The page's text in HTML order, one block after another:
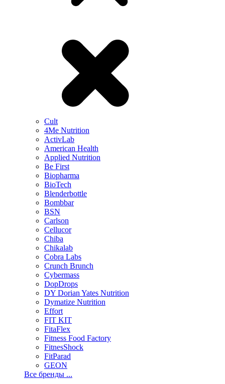
Cult
4Me Nutrition
ActivLab
American Health
Applied Nutrition
Be First
Biopharma
BioTech
Blenderbottle
Bombbar
BSN
Carlson
Cellucor
Chiba
Chikalab
Cobra Labs
Crunch Brunch
Cybermass
DopDrops
DY Dorian Yates Nutrition
Dymatize Nutrition
Effort
FIT KIT
FitaFlex
Fitness Food Factory
FitnesShock
FitParad
GEON
Все бренды ...